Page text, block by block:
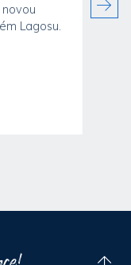
Lagosu.